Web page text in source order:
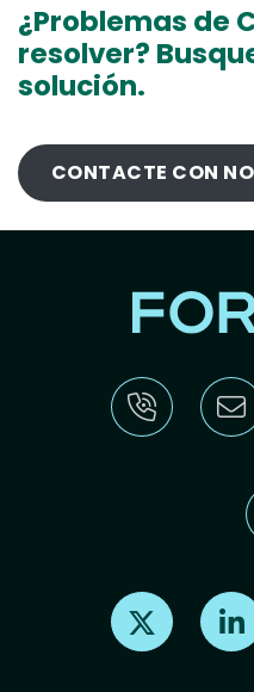
¿Problemas de
resolver?
solución.
CONTACTE CON
Find us on X